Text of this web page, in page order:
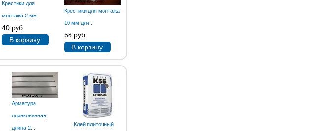
Крестики для
монтажа 2 мм
40 руб.
В корзину
Крестики для монтажа
10 мм для...
58 руб.
В корзину
Арматура
оцинкованная,
длина 2...
Клей плиточный